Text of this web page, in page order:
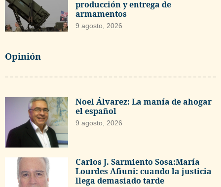
producción y entrega de
armamentos
9 agosto, 2026
Opinión
Noel Álvarez: La manía de ahogar
el español
9 agosto, 2026
Carlos J. Sarmiento Sosa:María
Lourdes Afiuni: cuando la justicia
llega demasiado tarde